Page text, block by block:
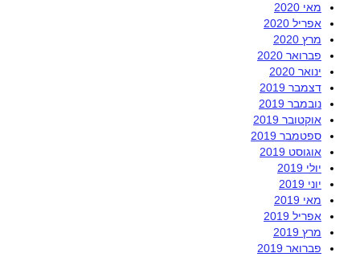
מאי 2020
אפריל 2020
מרץ 2020
פברואר 2020
ינואר 2020
דצמבר 2019
נובמבר 2019
אוקטובר 2019
ספטמבר 2019
אוגוסט 2019
יולי 2019
יוני 2019
מאי 2019
אפריל 2019
מרץ 2019
פברואר 2019